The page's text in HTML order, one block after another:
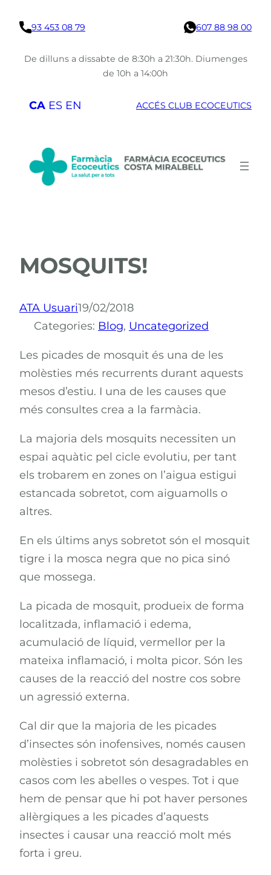
93 453 08 79 607 88 98 00
De dilluns a dissabte de 8:30h a 21:30h. Diumenges
de 10h a 14:00h
CA ES EN ACCÉS CLUB ECOCEUTICS
MOSQUITS!
ATA Usuari19/02/2018
Categories: Blog, Uncategorized
Les picades de mosquit és una de les
molèsties més recurrents durant aquests
mesos d’estiu. I una de les causes que
més consultes crea a la farmàcia.
La majoria dels mosquits necessiten un
espai aquàtic pel cicle evolutiu, per tant
els trobarem en zones on l’aigua estigui
estancada sobretot, com aiguamolls o
altres.
En els últims anys sobretot són el mosquit
tigre i la mosca negra que no pica sinó
que mossega.
La picada de mosquit, produeix de forma
localitzada, inflamació i edema,
acumulació de líquid, vermellor per la
mateixa inflamació, i molta picor. Són les
causes de la reacció del nostre cos sobre
un agressió externa.
Cal dir que la majoria de les picades
d’insectes són inofensives, només causen
molèsties i sobretot són desagradables en
casos com les abelles o vespes. Tot i que
hem de pensar que hi pot haver persones
al·lèrgiques a les picades d’aquests
insectes i causar una reacció molt més
forta i greu.